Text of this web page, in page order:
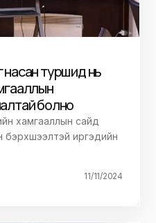
туршид нь
болно
хамгааллын сайд
бэрхшээлтэй иргэдийн
11/11/2024